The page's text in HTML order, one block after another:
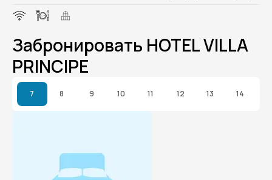
Забронировать HOTEL VILLA
PRINCIPE
7 8 9 10 11 12 13 14